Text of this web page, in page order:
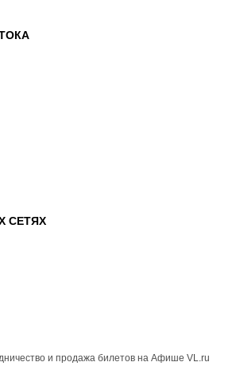
СЕТЯХ
и продажа билетов на Афише VL.ru